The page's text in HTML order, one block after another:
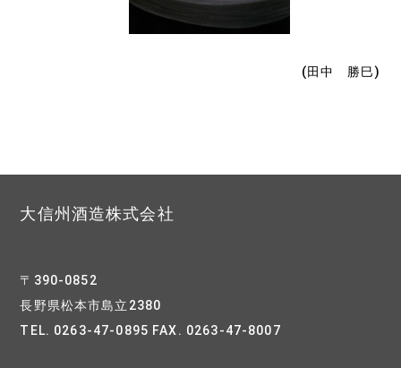
(田中 勝巳)
大信州酒造株式会社
〒390-0852
長野県松本市島立2380
TEL. 0263-47-0895 FAX. 0263-47-8007